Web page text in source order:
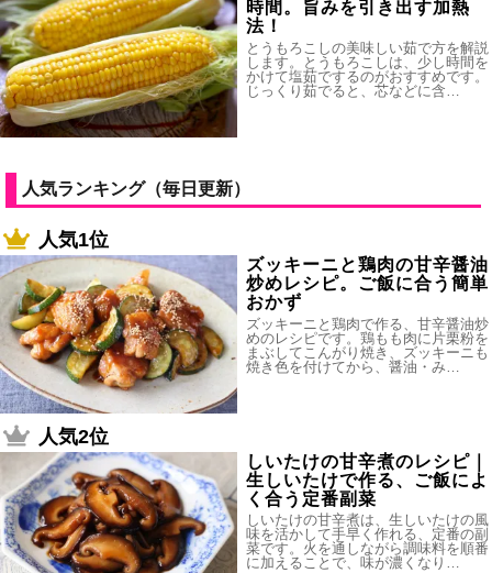
時間。旨みを引き出す加熱
法！
とうもろこしの美味しい茹で方を解説
します。とうもろこしは、少し時間を
かけて塩茹でするのがおすすめです。
じっくり茹でると、芯などに含…
人気ランキング（毎日更新）
人気1位
ズッキーニと鶏肉の甘辛醤油
炒めレシピ。ご飯に合う簡単
おかず
ズッキーニと鶏肉で作る、甘辛醤油炒
めのレシピです。鶏もも肉に片栗粉を
まぶしてこんがり焼き、ズッキーニも
焼き色を付けてから、醤油・み…
人気2位
しいたけの甘辛煮のレシピ｜
生しいたけで作る、ご飯によ
く合う定番副菜
しいたけの甘辛煮は、生しいたけの風
味を活かして手早く作れる、定番の副
菜です。火を通しながら調味料を順番
に加えることで、味が濃くなり…